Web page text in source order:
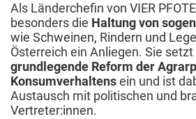
Als Länderchefin von VIER
besonders die Haltung von
wie Schweinen, Rindern und
Österreich ein Anliegen. Sie
grundlegende Reform der
Konsumverhaltensein und ist
Austausch mit politischen und
Vertreter:innen.